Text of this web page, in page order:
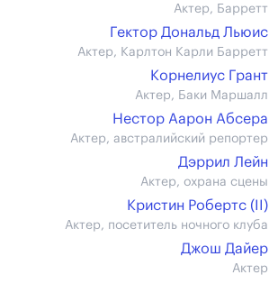
Актер, Барретт
Гектор Дональд Льюис
Актер, Карлтон Карли Барретт
Корнелиус Грант
Актер, Баки Маршалл
Нестор Аарон Абсера
Актер, австралийский репортер
Дэррил Лейн
Актер, охрана сцены
Кристин Робертс (II)
Актер, посетитель ночного клуба
Джош Дайер
Актер